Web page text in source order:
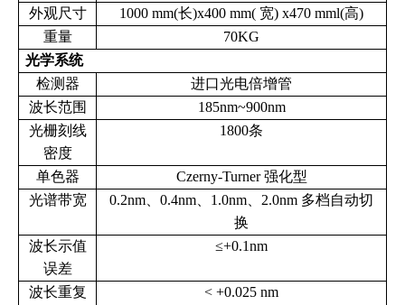
外观尺寸
1000 mm(长)x400 mm( 宽) x470 mml(高)
重量
70KG
光学系统
检测器
进口光电倍增管
波长范围
185nm~900nm
光栅刻线
密度
1800条
单色器
Czerny-Turner 强化型
光谱带宽
0.2nm、0.4nm、1.0nm、2.0nm 多档自动切
换
波长示值
误差
≤+0.1nm
波长重复
< +0.025 nm